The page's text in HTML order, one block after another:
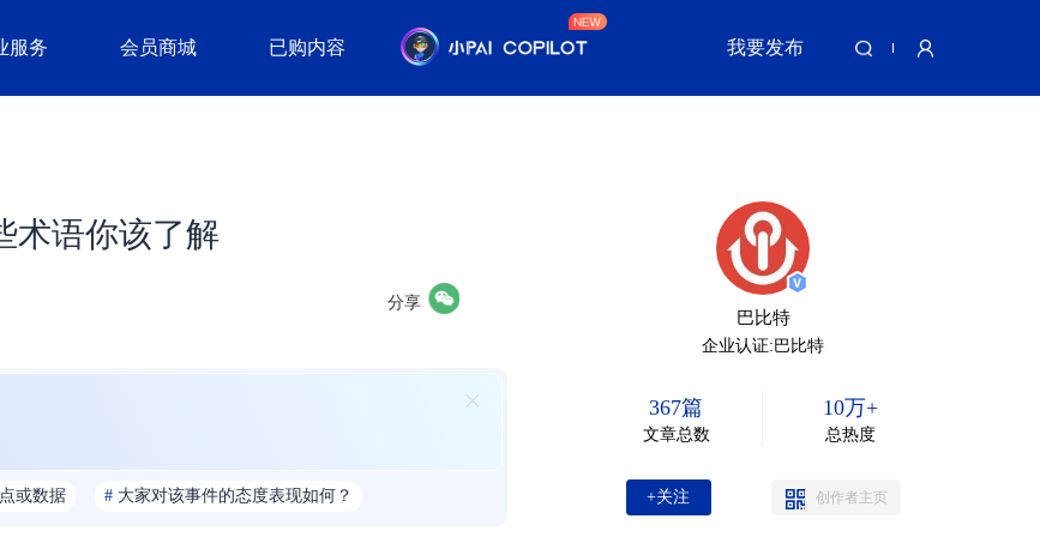
服务 会员商城 已购内容 我要发布
术语你该了解
分享
或数据 # 大家对该事件的态度表现如何？
巴比特
企业认证:巴比特
367篇
文章总数
10万+
总热度
+关注 创作者主页